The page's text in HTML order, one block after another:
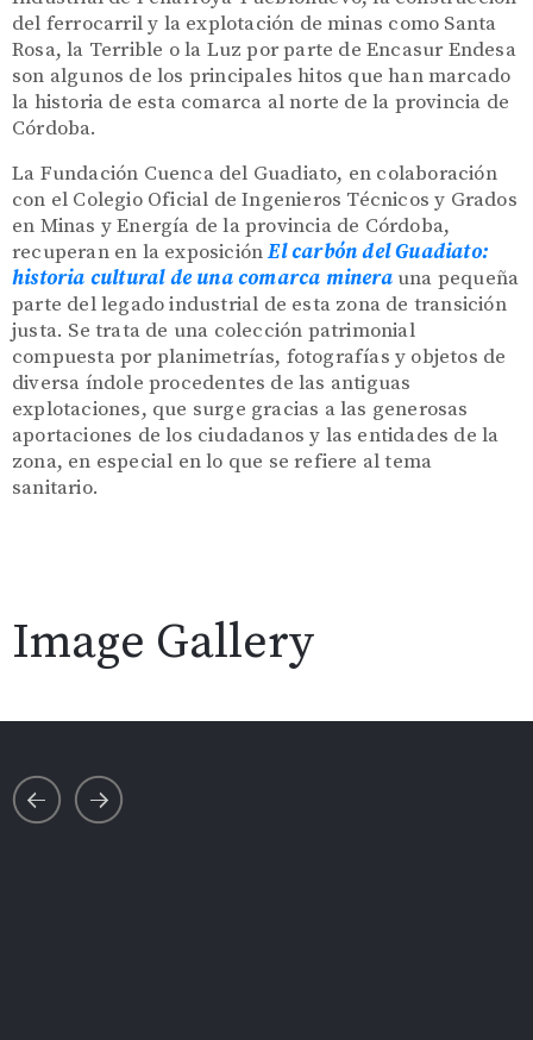
del ferrocarril y la explotación de minas como Santa
Rosa, la Terrible o la Luz por parte de Encasur Endesa
son algunos de los principales hitos que han marcado
la historia de esta comarca al norte de la provincia de
Córdoba.
La Fundación Cuenca del Guadiato, en colaboración
con el Colegio Oficial de Ingenieros Técnicos y Grados
en Minas y Energía de la provincia de Córdoba,
recuperan en la exposiciónEl carbón del Guadiato:
historia cultural de una comarca minerauna pequeña
parte del legado industrial de esta zona de transición
justa. Se trata de una colección patrimonial
compuesta por planimetrías, fotografías y objetos de
diversa índole procedentes de las antiguas
explotaciones, que surge gracias a las generosas
aportaciones de los ciudadanos y las entidades de la
zona, en especial en lo que se refiere al tema
sanitario.
Image Gallery